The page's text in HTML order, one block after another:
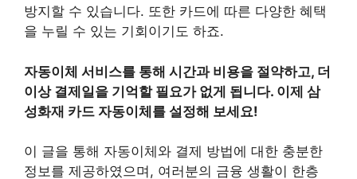
방지할 수 있습니다. 또한 카드에 따른 다양한 혜택
을 누릴 수 있는 기회이기도 하죠.
자동이체 서비스를 통해 시간과 비용을 절약하고, 더
이상 결제일을 기억할 필요가 없게 됩니다. 이제 삼
성화재 카드 자동이체를 설정해 보세요!
이 글을 통해 자동이체와 결제 방법에 대한 충분한
정보를 제공하였으며, 여러분의 금융 생활이 한층